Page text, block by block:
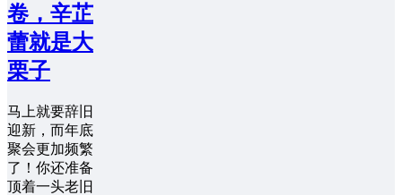
卷，辛芷
蕾就是大
栗子
马上就要辞旧
迎新，而年底
聚会更加频繁
了！你还准备
顶着一头老旧